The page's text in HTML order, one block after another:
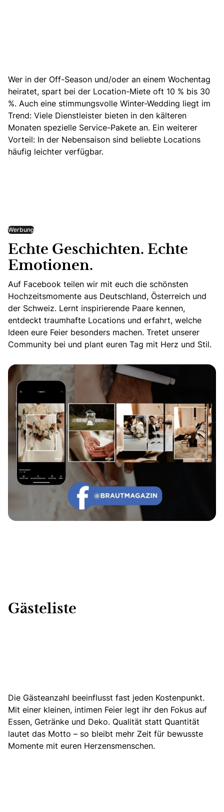
Wer in der Off-Season und/oder an einem Wochentag
heiratet, spart bei der Location-Miete oft 10 % bis 30
%. Auch eine stimmungsvolle Winter-Wedding liegt im
Trend: Viele Dienstleister bieten in den kälteren
Monaten spezielle Service-Pakete an. Ein weiterer
Vorteil: In der Nebensaison sind beliebte Locations
häufig leichter verfügbar.
Werbung
Echte Geschichten. Echte
Emotionen.
Auf Facebook teilen wir mit euch die schönsten
Hochzeitsmomente aus Deutschland, Österreich und
der Schweiz. Lernt inspirierende Paare kennen,
entdeckt traumhafte Locations und erfahrt, welche
Ideen eure Feier besonders machen. Tretet unserer
Community bei und plant euren Tag mit Herz und Stil.
Echte Geschichten. Echte Emotionen.
Gästeliste
Die Gästeanzahl beeinflusst fast jeden Kostenpunkt.
Mit einer kleinen, intimen Feier legt ihr den Fokus auf
Essen, Getränke und Deko. Qualität statt Quantität
lautet das Motto – so bleibt mehr Zeit für bewusste
Momente mit euren Herzensmenschen.